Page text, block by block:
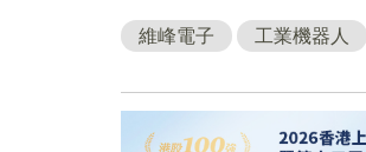
維峰電子 工業機器人